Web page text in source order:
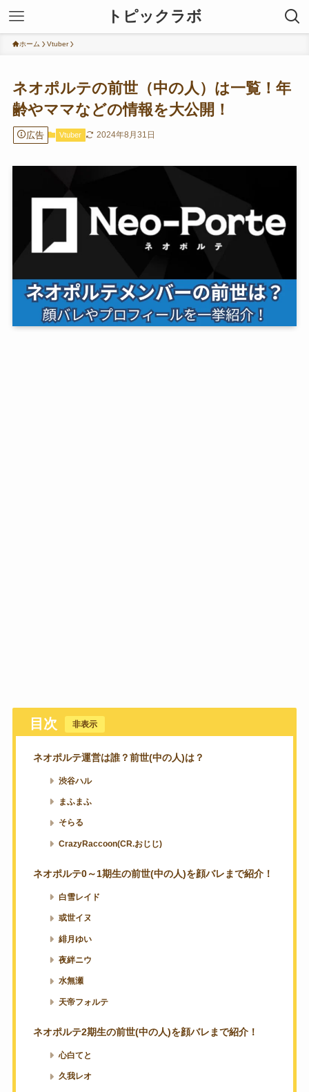
トピックラボ
ホーム Vtuber
ネオポルテの前世（中の人）は一覧！年
齢やママなどの情報を大公開！
広告 Vtuber 2024年8月31日
目次 [非表示
ネオポルテ運営は誰？前世(中の人)は？
渋谷ハル
まふまふ
そらる
CrazyRaccoon(CR.おじじ)
ネオポルテ0～1期生の前世(中の人)を顔バレまで紹介！
白雪レイド
或世イヌ
緋月ゆい
夜絆ニウ
水無瀬
天帝フォルテ
ネオポルテ2期生の前世(中の人)を顔バレまで紹介！
心白てと
久我レオ